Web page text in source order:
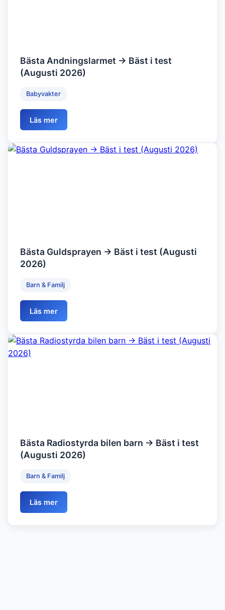
Bästa Andningslarmet → Bäst i test
(Augusti 2026)
Babyvakter
Läs mer
Bästa Guldsprayen → Bäst i test (Augusti
2026)
Barn & Familj
Läs mer
Bästa Radiostyrda bilen barn → Bäst i test
(Augusti 2026)
Barn & Familj
Läs mer